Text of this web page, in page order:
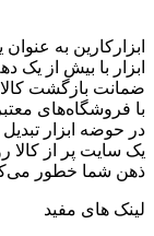
به عنوان یکی از
کالا و تضمین
معتبر جهان، به
تبدیل شود. به
از کالا رو به رو
می‌کند در اینجا